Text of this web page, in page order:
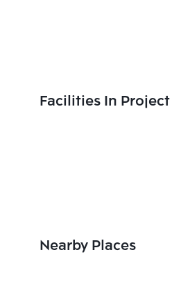
Facilities In Project
Nearby Places